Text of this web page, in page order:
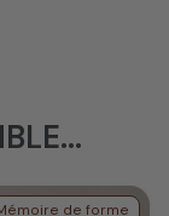
de forme